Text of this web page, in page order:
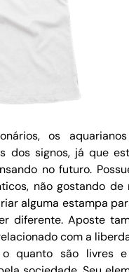
os
dos signos, já que
no futuro.
não gostando de
alguma estampa
diferente. Aposte
com a
o quanto são livres